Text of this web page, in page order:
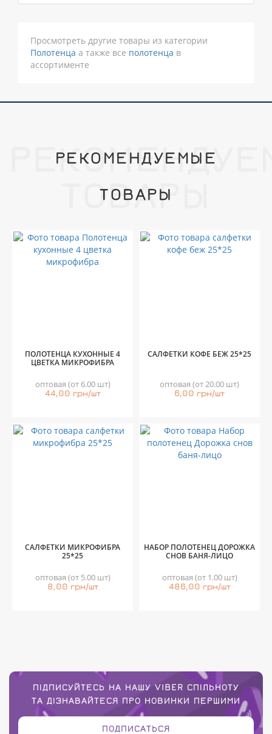
Просмотреть другие товары из категории
Полотенца а также все полотенца в
ассортименте
РЕКОМЕНДУЕМЫЕ
ТОВАРЫ
ТОВАРЫ
ПОЛОТЕНЦА КУХОННЫЕ 4
ЦВЕТКА МИКРОФИБРА
оптовая (от 6.00 шт)
44,00 грн/шт
САЛФЕТКИ КОФЕ БЕЖ 25*25
оптовая (от 20.00 шт)
6,00 грн/шт
САЛФЕТКИ МИКРОФИБРА
25*25
оптовая (от 5.00 шт)
8,00 грн/шт
НАБОР ПОЛОТЕНЕЦ ДОРОЖКА
СНОВ БАНЯ-ЛИЦО
оптовая (от 1.00 шт)
486,00 грн/шт
ПІДПИСУЙТЕСЬ НА НАШУ VIBER СПІЛЬНОТУ
ТА ДІЗНАВАЙТЕСЯ ПРО НОВИНКИ ПЕРШИМИ
ПОДПИСАТЬСЯ